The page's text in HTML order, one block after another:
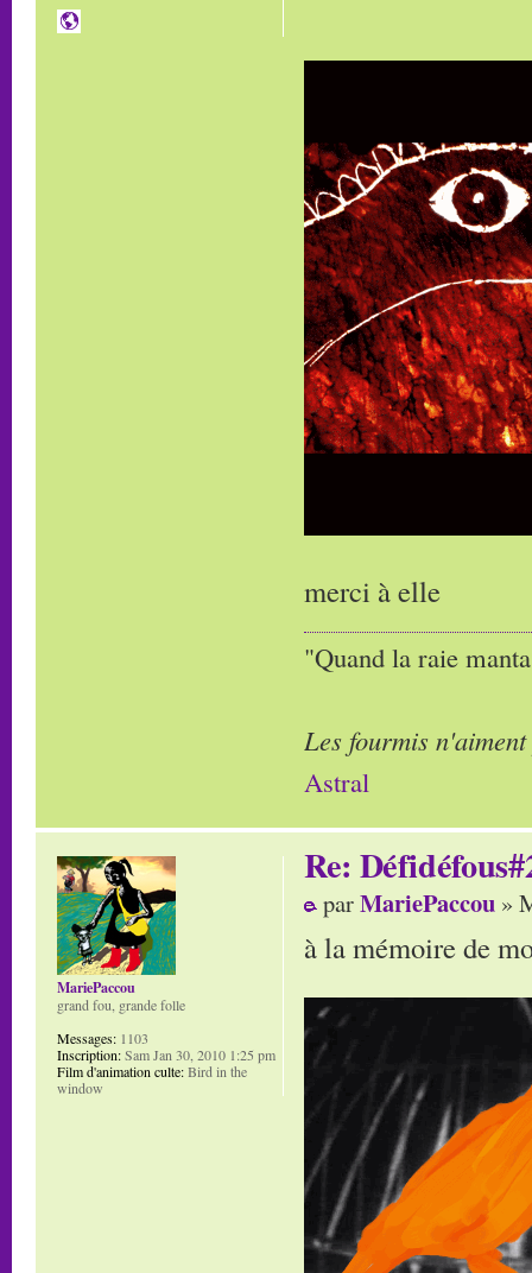
merci à elle
"Quand la raie
Les fourmis
Astral
Re:
parMariePaccou »
à la mémoire de
MariePaccou
grand fou, grande folle
Messages: 1103
Inscription:Sam Jan 30, 2010 1:25 pm
Film d'animation culte:Bird in the
window